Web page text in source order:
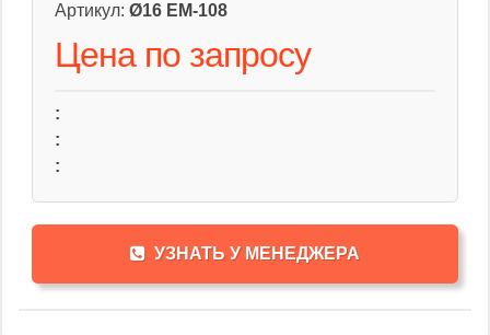
Артикул: Ø16 EM-108
Цена по запросу
:
:
:
УЗНАТЬ У МЕНЕДЖЕРА